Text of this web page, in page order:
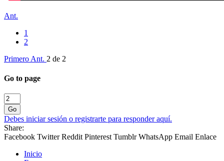
Ant.
1
2
Primero Ant. 2 de 2
Go to page
Go
Debes iniciar sesión o registrarte para responder aquí.
Share:
Facebook Twitter Reddit Pinterest Tumblr WhatsApp Email Enlace
Inicio